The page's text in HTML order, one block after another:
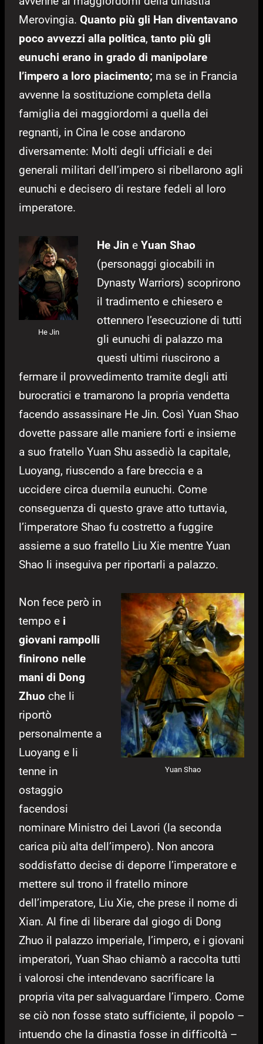
Merovingia. Quanto più gli Han diventavano
poco avvezzi alla politica, tanto più gli
eunuchi erano in grado di manipolare
l’impero a loro piacimento; ma se in Francia
avvenne la sostituzione completa della
famiglia dei maggiordomi a quella dei
regnanti, in Cina le cose andarono
diversamente: Molti degli ufficiali e dei
generali militari dell’impero si ribellarono agli
eunuchi e decisero di restare fedeli al loro
imperatore.
He Jin
He Jin e Yuan Shao
(personaggi giocabili in
Dynasty Warriors) scoprirono
il tradimento e chiesero e
ottennero l’esecuzione di tutti
gli eunuchi di palazzo ma
questi ultimi riuscirono a
fermare il provvedimento tramite degli atti
burocratici e tramarono la propria vendetta
facendo assassinare He Jin. Così Yuan Shao
dovette passare alle maniere forti e insieme
a suo fratello Yuan Shu assediò la capitale,
Luoyang, riuscendo a fare breccia e a
uccidere circa duemila eunuchi. Come
conseguenza di questo grave atto tuttavia,
l’imperatore Shao fu costretto a fuggire
assieme a suo fratello Liu Xie mentre Yuan
Shao li inseguiva per riportarli a palazzo.
Yuan Shao
Non fece però in
tempo e i
giovani rampolli
finirono nelle
mani di Dong
Zhuo che li
riportò
personalmente a
Luoyang e li
tenne in
ostaggio
facendosi
nominare Ministro dei Lavori (la seconda
carica più alta dell’impero). Non ancora
soddisfatto decise di deporre l’imperatore e
mettere sul trono il fratello minore
dell’imperatore, Liu Xie, che prese il nome di
Xian. Al fine di liberare dal giogo di Dong
Zhuo il palazzo imperiale, l’impero, e i giovani
imperatori, Yuan Shao chiamò a raccolta tutti
i valorosi che intendevano sacrificare la
propria vita per salvaguardare l’impero. Come
se ciò non fosse stato sufficiente, il popolo –
intuendo che la dinastia fosse in difficoltà –